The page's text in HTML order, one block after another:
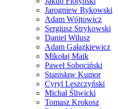
Jarogniew Rykowski
Adam Wójtowicz
Sergiusz Strykowski
Daniel Wilusz
Adam Gałązkiewicz
Mikołaj Maik
Paweł Sobociński
Stanisław Kumor
Cyryl Leszczyński
Michał Śliwicki
Tomasz Krokosz